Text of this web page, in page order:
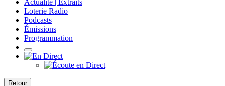
Actualité | Extraits
Loterie Radio
Podcasts
Émissions
Programmation
Retour